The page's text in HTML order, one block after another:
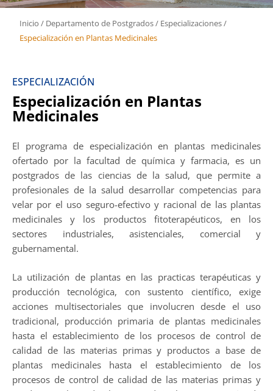
Inicio / Departamento de Postgrados/ Especializaciones/
Especialización en Plantas Medicinales
ESPECIALIZACIÓN
Especialización en Plantas
Medicinales
El programa de especialización en plantas medicinales
ofertado por la facultad de química y farmacia, es un
postgrados de las ciencias de la salud, que permite a
profesionales de la salud desarrollar competencias para
velar por el uso seguro-efectivo y racional de las plantas
medicinales y los productos fitoterapéuticos, en los
sectores industriales, asistenciales, comercial y
gubernamental.
La utilización de plantas en las practicas terapéuticas y
producción tecnológica, con sustento científico, exige
acciones multisectoriales que involucren desde el uso
tradicional, producción primaria de plantas medicinales
hasta el establecimiento de los procesos de control de
calidad de las materias primas y productos a base de
plantas medicinales hasta el establecimiento de los
procesos de control de calidad de las materias primas y